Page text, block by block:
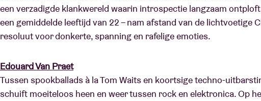
een verzadigde klankwereld waarin introspectie langzaam
een gemiddelde leeftijd van 22 – nam afstand van de lichtvoetige
resoluut voor donkerte, spanning en rafelige emoties.
Edouard Van Praet
Tussen spookballads à la Tom Waits en koortsige techno-
schuift moeiteloos heen en weer tussen rock en elektronica. Op